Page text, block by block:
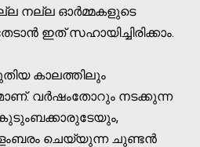
നല്ല ഓര്‍മ്മകളുടെ
ഇത് സഹായിച്ചിരിക്കാം.
കാലത്തിലും
വര്‍ഷംതോറും നടക്കുന്ന
ചെയ്യുന്ന ചുണ്ടന്‍